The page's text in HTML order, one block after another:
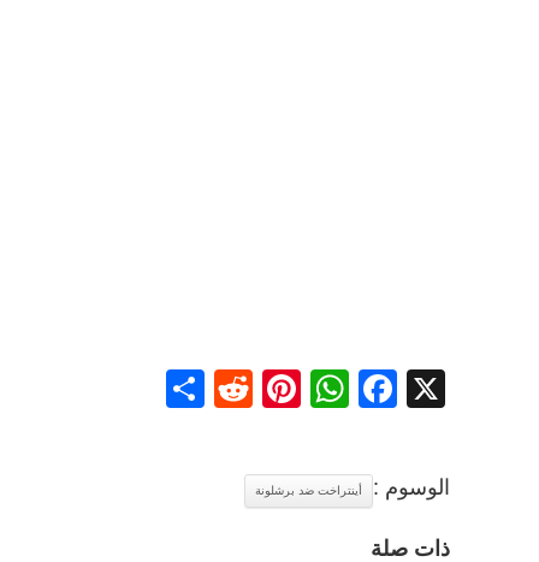
X
Facebook
WhatsApp
Pinterest
Reddit
الوسوم : أينتراخت ضد برشلونة
ذات صلة